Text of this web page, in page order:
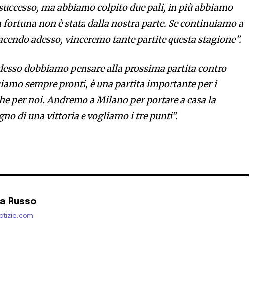
ma abbiamo colpito due pali, in più abbiamo
fortuna non è stata dalla nostra parte. Se continuiamo a
adesso, vinceremo tante partite questa stagione”.
dobbiamo pensare alla prossima partita contro
sempre pronti, è una partita importante per i
per noi. Andremo a Milano per portare a casa la
di una vittoria e vogliamo i tre punti”.
Russo